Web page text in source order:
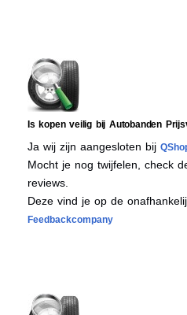
Is kopen veilig bij Autobanden
Ja wij zijn aangesloten bij
Mocht je nog twijfelen, check
reviews.
Deze vind je op de
Feedbackcompany